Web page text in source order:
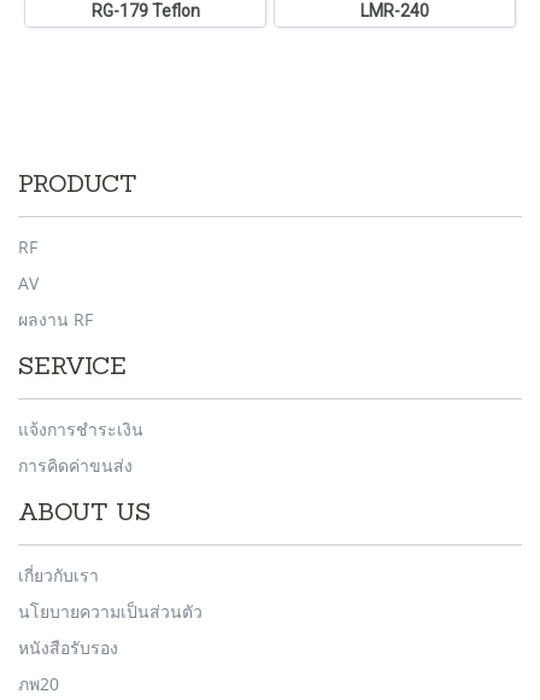
RG-179 Teflon LMR-240
PRODUCT
RF
AV
ผลงาน RF
SERVICE
แจ้งการชำระเงิน
การคิดค่าขนส่ง
ABOUT US
เกี่ยวกับเรา
นโยบายความเป็นส่วนตัว
หนังสือรับรอง
ภพ20